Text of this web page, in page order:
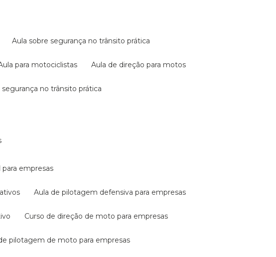
aula sobre segurança no trânsito prática
aula para motociclistas aula de direção para motos
segurança no trânsito prática
empresas
aula de pilotagem defensiva para empresas
curso de direção de moto para empresas
de pilotagem de moto para empresas